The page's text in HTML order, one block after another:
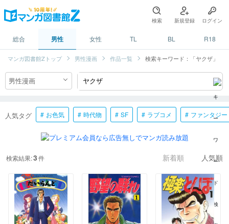
検索 新規登録 ログイン
総合 男性 女性 TL BL R18
マンガ図書館Zトップ 男性漫画 作品一覧 検索キーワード：「ヤクザ」
人気タグ お色気 時代物 SF ラブコメ ファンタジー
検索結果:3件 新着順 人気順